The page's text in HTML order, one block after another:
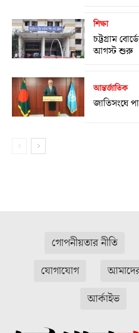
শিক্ষা
চট্টগ্রাম
আগস্ট শুরু
আন্তর্জাতিক
জাতিসংঘে
গোপনীয়তার নীতি
যোগাযোগ
আর্কাইভ